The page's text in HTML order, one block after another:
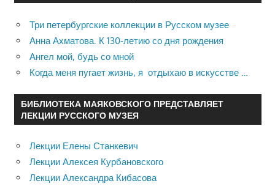
Три петербургские коллекции в Русском музее
Анна Ахматова. К 130-летию со дня рождения
Ангел мой, будь со мной
Когда меня пугает жизнь, я отдыхаю в искусстве …
БИБЛИОТЕКА МАЯКОВСКОГО ПРЕДСТАВЛЯЕТ
ЛЕКЦИИ РУССКОГО МУЗЕЯ
Лекции Елены Станкевич
Лекции Алексея Курбановского
Лекции Александра Кибасова